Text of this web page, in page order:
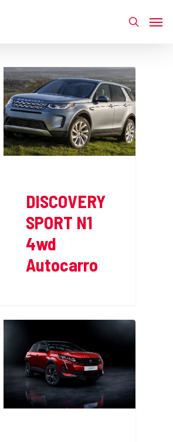
DISCOVERY
SPORT N1
4wd
Autocarro